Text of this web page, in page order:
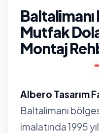
Mutfak
Montaj
Albero Tasarım
Baltalimanı
imalatında 1995